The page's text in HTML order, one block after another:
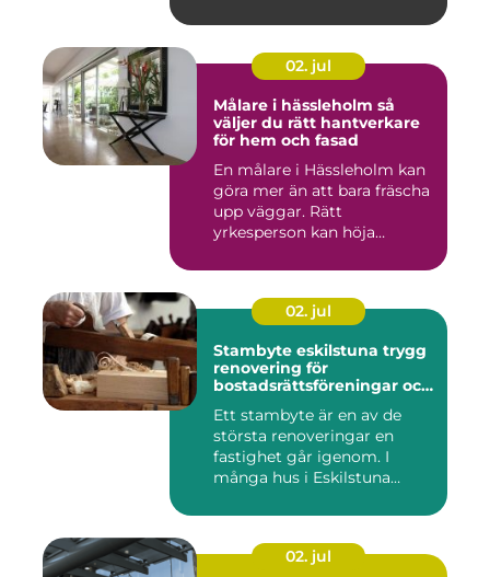
02. jul
Målare i hässleholm så
väljer du rätt hantverkare
för hem och fasad
En målare i Hässleholm kan
göra mer än att bara fräscha
upp väggar. Rätt
yrkesperson kan höja
02. jul
Stambyte eskilstuna trygg
renovering för
bostadsrättsföreningar och
Ett stambyte är en av de
största renoveringar en
fastighet går igenom. I
många hus i Eskilstuna
02. jul